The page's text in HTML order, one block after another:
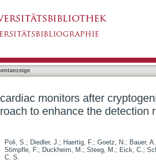
stroke - a risk factor
monitors after
to enhance the detection
Poli, S.; Diedler, J.; Haertig, F.; Goetz, N.; Bauer, A.
Stimpfle, F.; Duckheim, M.; Steeg, M.; Eick, C.;
C. S.